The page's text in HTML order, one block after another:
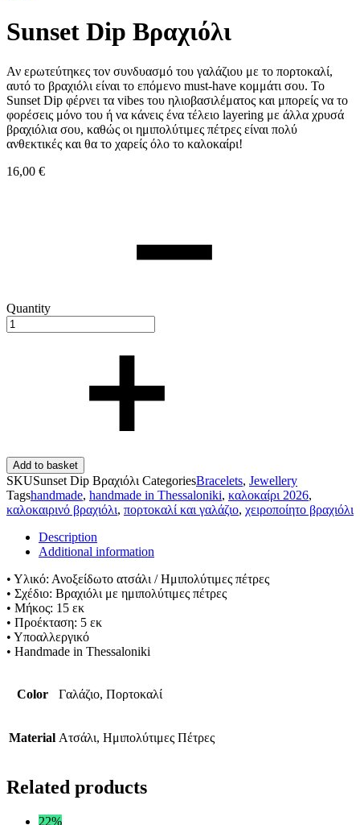
Sunset Dip Βραχιόλι
Αν ερωτεύτηκες τον συνδυασμό του γαλάζιου με το πορτοκαλί,
αυτό το βραχιόλι είναι το επόμενο must-have κομμάτι σου. Το
Sunset Dip φέρνει τα vibes του ηλιοβασιλέματος και μπορείς να το
φορέσεις μόνο του ή να κάνεις ένα τέλειο layering με άλλα χρυσά
βραχιόλια σου, καθώς οι ημιπολύτιμες πέτρες είναι πολύ
ανθεκτικές και θα το χαρείς όλο το καλοκαίρι!
16,00 €
Quantity
Add to basket
SKUSunset Dip Βραχιόλι CategoriesBracelets, Jewellery
Tagshandmade, handmade in Thessaloniki, καλοκαίρι 2026,
καλοκαιρινό βραχιόλι, πορτοκαλί και γαλάζιο, χειροποίητο βραχιόλι
Description
Additional information
• Υλικό: Ανοξείδωτο ατσάλι / Ημιπολύτιμες πέτρες
• Σχέδιο: Βραχιόλι με ημιπολύτιμες πέτρες
• Μήκος: 15 εκ
• Προέκταση: 5 εκ
• Υποαλλεργικό
• Handmade in Thessaloniki
Color Γαλάζιο, Πορτοκαλί
Material Ατσάλι, Ημιπολύτιμες Πέτρες
Related products
22%